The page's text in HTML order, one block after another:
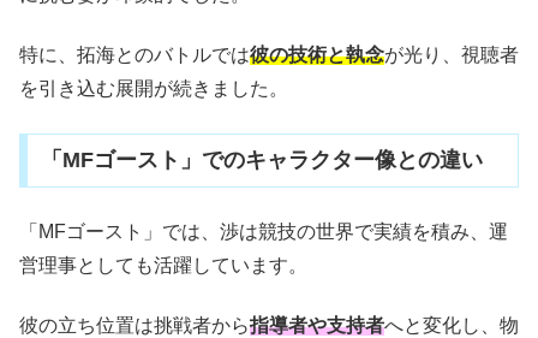
特に、拓海とのバトルでは彼の技術と執念が光り、視聴者
を引き込む展開が続きました。
「MFゴースト」でのキャラクター像との違い
「MFゴースト」では、渉は競技の世界で実績を積み、運
営理事としても活躍しています。
彼の立ち位置は挑戦者から指導者や支持者へと変化し、物